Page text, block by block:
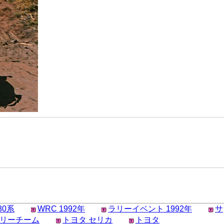
系 WRC 1992年 ラリーイベント 1992年
サ
ーチーム
トヨタ セリカ トヨタ